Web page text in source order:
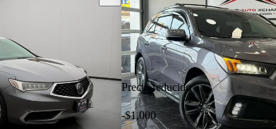
Precio reducido
-$1,000